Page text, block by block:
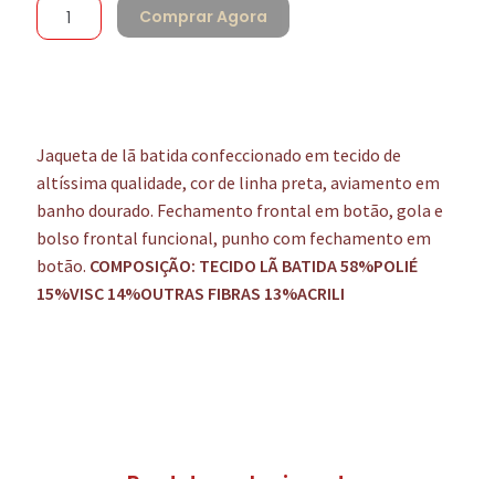
Comprar Agora
Jaqueta de lã batida confeccionado em tecido de
altíssima qualidade, cor de linha preta, aviamento em
banho dourado. Fechamento frontal em botão, gola e
bolso frontal funcional, punho com fechamento em
botão. COMPOSIÇÃO: TECIDO LÃ BATIDA58%POLIÉ
15%VISC 14%OUTRAS FIBRAS 13%ACRILI